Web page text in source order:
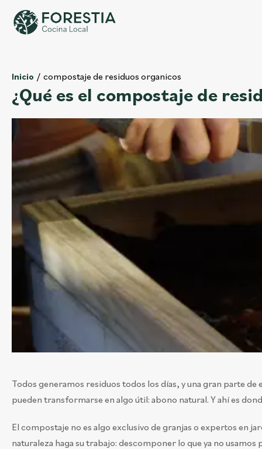
Inicio compostaje de residuos organicos
¿Qué es el compostaje de
Todos generamos residuos todos los días, y una gran parte
pueden transformarse en algo útil: abono natural. Y ahí es
El compostaje no es algo exclusivo de granjas o expertos en
naturaleza haga su trabajo: descomponer lo que ya no